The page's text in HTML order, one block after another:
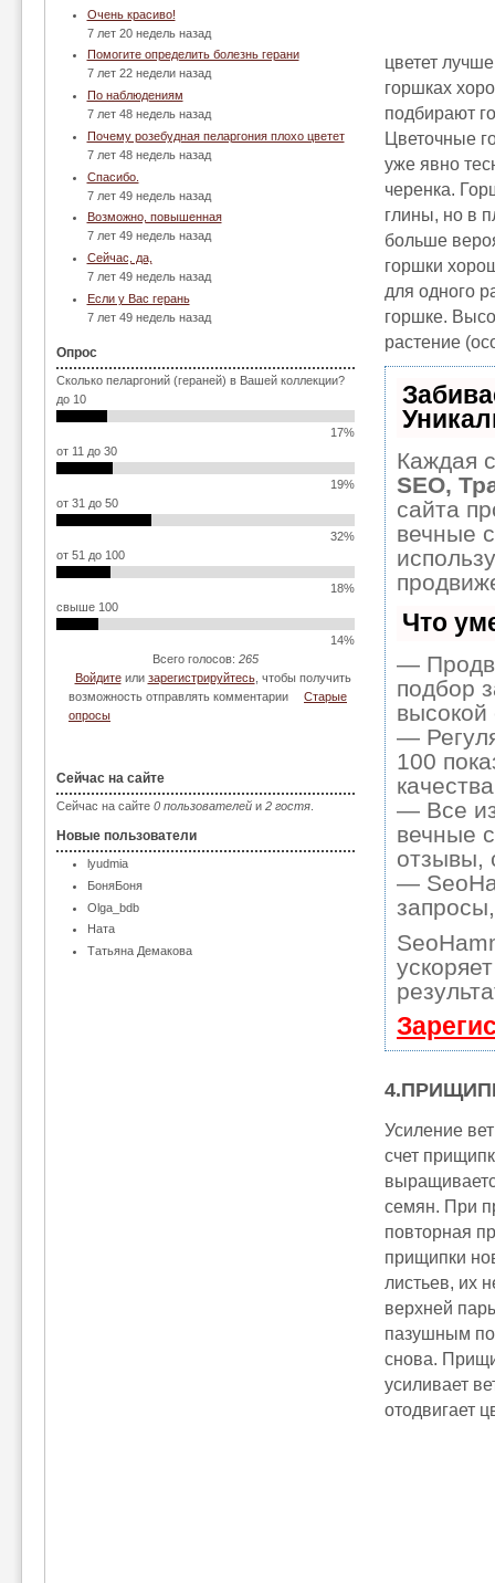
Очень красиво!
7 лет 20 недель назад
Помогите определить болезнь герани
7 лет 22 недели назад
По наблюдениям
7 лет 48 недель назад
Почему розебудная пеларгония плохо цветет
7 лет 48 недель назад
Спасибо.
7 лет 49 недель назад
Возможно, повышенная
7 лет 49 недель назад
Сейчас, да,
7 лет 49 недель назад
Если у Вас герань
7 лет 49 недель назад
Опрос
Сколько пеларгоний (гераней) в Вашей коллекции?
до 10
17%
от 11 до 30
19%
от 31 до 50
32%
от 51 до 100
18%
свыше 100
14%
Всего голосов: 265
Войдитеили зарегистрируйтесь, чтобы получить
возможность отправлять комментарии
Старые
опросы
Сейчас на сайте
Сейчас на сайте 0 пользователей и 2 гостя
Новые пользователи
lyudmia
БоняБоня
Olga_bdb
Ната
Татьяна Демакова
цветет
горшках
подбирают
Цветочные
уже явно
черенка.
глины, но в
больше
горшки
для одного
горшке.
растение
Каждая
SEO,
сайта
вечные
Что
—
подбор
высокой
—
100
— Все
вечные
отзывы,
—
Усиление
счет
семян. При
повторная
прищипки
листьев, их
верхней
пазушным
снова.
усиливает
отодвигает